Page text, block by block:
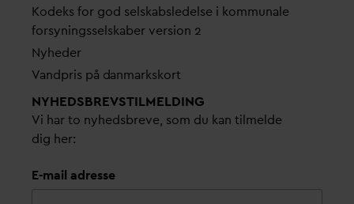
Kodeks for god selskabsledelse i kommunale
forsyningsselskaber version 2
Nyheder
Vandpris på danmarkskort
NYHEDSBREVS­TILMELDING
Vi har to nyhedsbreve, som du kan tilmelde
dig her:
E-mail adresse